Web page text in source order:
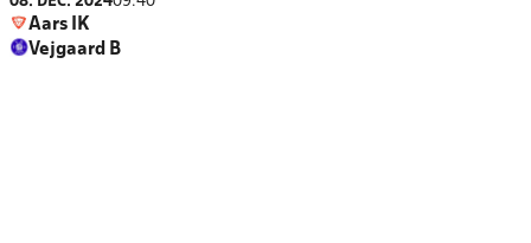
Aars IK
Vejgaard B